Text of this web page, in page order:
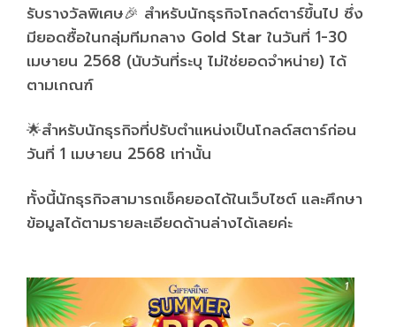
รับรางวัลพิเศษ🎉 สำหรับนักธุรกิจโกลด์ตาร์ขึ้นไป ซึ่ง
มียอดซื้อในกลุ่มทีมกลาง Gold Star ในวันที่ 1-30
เมษายน 2568 (นับวันที่ระบุ ไม่ใช่ยอดจำหน่าย) ได้
ตามเกณฑ์
🌟สำหรับนักธุรกิจที่ปรับตำแหน่งเป็นโกลด์สตาร์ก่อน
วันที่ 1 เมษายน 2568 เท่านั้น
ทั้งนี้นักธุรกิจสามารถเช็คยอดได้ในเว็บไซต์ และศึกษา
ข้อมูลได้ตามรายละเอียดด้านล่างได้เลยค่ะ